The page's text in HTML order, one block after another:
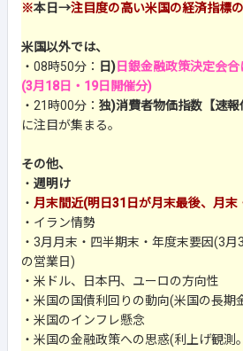
※本日→注目度の高い米国の経済指標
米国以外では、
・08時50分：
日) 日銀金融政策決定会
(3月18日・19日開催分)
・21時00分： 独)消費者物価指数【速報
に注目が集まる。
その他、
・ 週明け
・ 月末間近(明日31日が月末最後、月末
・イラン情勢
・3月月末・四半期末・年度末要因(3
の営業日)
・米ドル、日本円、ユーロの方向性
・米国の国債利回りの動向(米国の長期
・米国のインフレ懸念
・米国の金融政策への思惑(利上げ観測